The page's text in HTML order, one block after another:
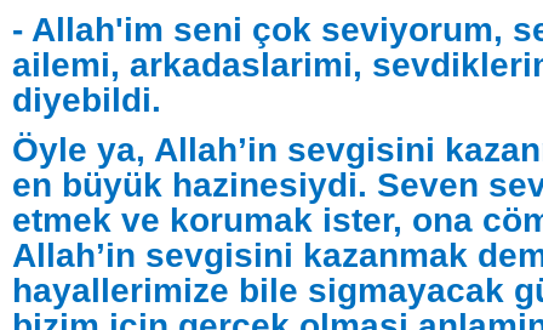
- Allah'im seni çok seviyorum,
ailemi, arkadaslarimi,
diyebildi.
Öyle ya, Allah’in sevgisini
en büyük hazinesiydi. Seven
etmek ve korumak ister, ona
Allah’in sevgisini kazanmak
hayallerimize bile sigmayacak